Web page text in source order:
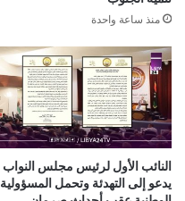
منذ ساعة واحدة
النائب الأول لرئيس مجلس النواب
يدعو إلى التهدئة وتحمل المسؤولية